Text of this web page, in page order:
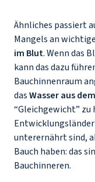
Ähnliches passiert
Mangels an
im Blut. Wenn das
kann das dazu
Bauchinnenraum
dasWasser aus
“Gleichgewicht”
unterernährt sind,
Bauch haben: das
Bauchinneren.